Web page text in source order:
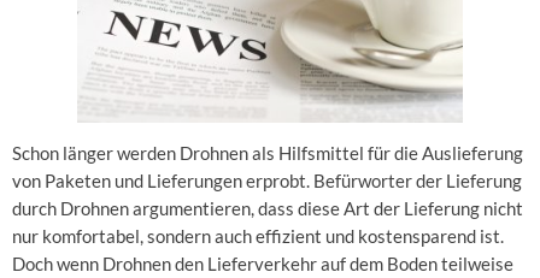
Schon länger werden Drohnen als Hilfsmittel für die Auslieferung
von Paketen und Lieferungen erprobt. Befürworter der Lieferung
durch Drohnen argumentieren, dass diese Art der Lieferung nicht
nur komfortabel, sondern auch effizient und kostensparend ist.
Doch wenn Drohnen den Lieferverkehr auf dem Boden teilweise